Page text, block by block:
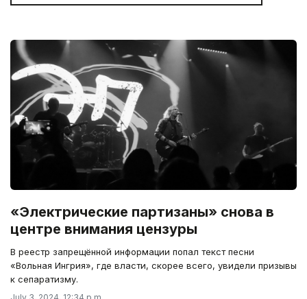
«Электрические партизаны» снова в
центре внимания цензуры
В реестр запрещённой информации попал текст песни
«Вольная Ингрия», где власти, скорее всего, увидели призывы
к сепаратизму.